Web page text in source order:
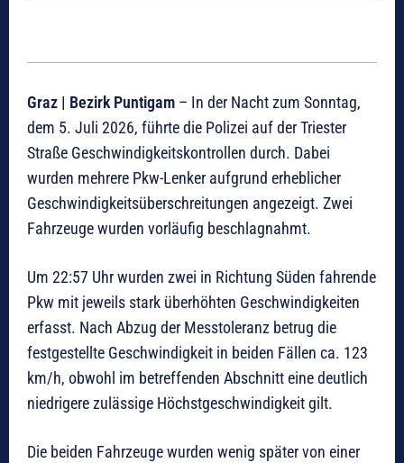
Graz | Bezirk Puntigam – In der Nacht zum Sonntag,
dem 5. Juli 2026, führte die Polizei auf der Triester
Straße Geschwindigkeitskontrollen durch. Dabei
wurden mehrere Pkw-Lenker aufgrund erheblicher
Geschwindigkeitsüberschreitungen angezeigt. Zwei
Fahrzeuge wurden vorläufig beschlagnahmt.
Um 22:57 Uhr wurden zwei in Richtung Süden fahrende
Pkw mit jeweils stark überhöhten Geschwindigkeiten
erfasst. Nach Abzug der Messtoleranz betrug die
festgestellte Geschwindigkeit in beiden Fällen ca. 123
km/h, obwohl im betreffenden Abschnitt eine deutlich
niedrigere zulässige Höchstgeschwindigkeit gilt.
Die beiden Fahrzeuge wurden wenig später von einer